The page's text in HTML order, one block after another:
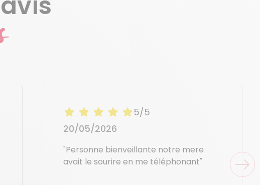
5/5
20/05/2026
"Personne bienveillante notre mere
avait le sourire en me téléphonant"